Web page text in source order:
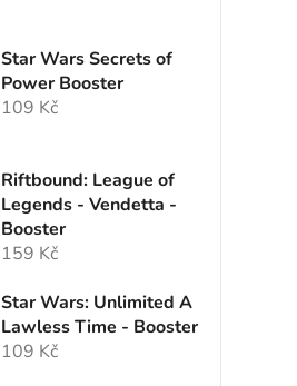
Star Wars Secrets of
Power Booster
109 Kč
Riftbound: League of
Legends - Vendetta -
Booster
159 Kč
Star Wars: Unlimited A
Lawless Time - Booster
109 Kč